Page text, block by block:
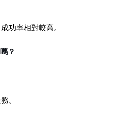
功率相對較高。
？
。